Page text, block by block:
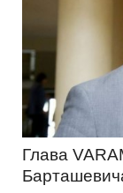
Глава